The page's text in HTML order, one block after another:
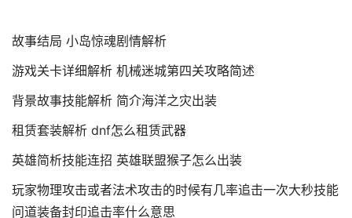
故事结局 小岛惊魂剧情解析
游戏关卡详细解析 机械迷城第四关攻略简述
背景故事技能解析 简介海洋之灾出装
租赁套装解析 dnf怎么租赁武器
英雄简析技能连招 英雄联盟猴子怎么出装
玩家物理攻击或者法术攻击的时候有几率追击一次大秒技能
问道装备封印追击率什么意思